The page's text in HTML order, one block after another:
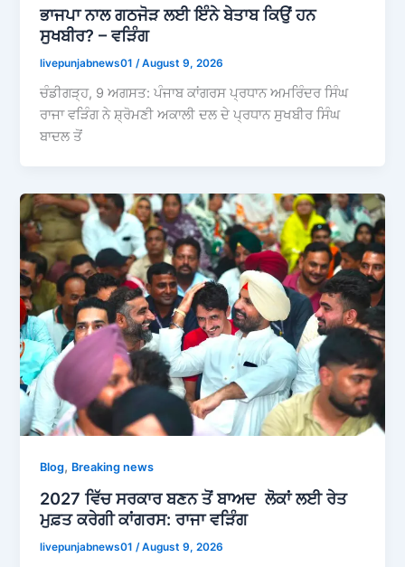
ਭਾਜਪਾ ਨਾਲ ਗਠਜੋੜ ਲਈ ਇੰਨੇ ਬੇਤਾਬ ਕਿਉਂ ਹਨ
ਸੁਖਬੀਰ? – ਵੜਿੰਗ
livepunjabnews01 /August 9, 2026
ਚੰਡੀਗੜ੍ਹ, 9 ਅਗਸਤ: ਪੰਜਾਬ ਕਾਂਗਰਸ ਪ੍ਰਧਾਨ ਅਮਰਿੰਦਰ ਸਿੰਘ
ਰਾਜਾ ਵੜਿੰਗ ਨੇ ਸ਼੍ਰੋਮਣੀ ਅਕਾਲੀ ਦਲ ਦੇ ਪ੍ਰਧਾਨ ਸੁਖਬੀਰ ਸਿੰਘ
ਬਾਦਲ ਤੋਂ
Blog, Breaking news
2027 ਵਿੱਚ ਸਰਕਾਰ ਬਣਨ ਤੋਂ ਬਾਅਦ ਲੋਕਾਂ ਲਈ ਰੇਤ
ਮੁਫ਼ਤ ਕਰੇਗੀ ਕਾਂਗਰਸ: ਰਾਜਾ ਵੜਿੰਗ
livepunjabnews01 /August 9, 2026